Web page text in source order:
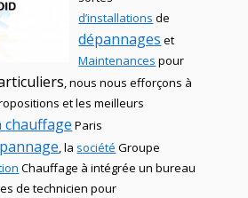
d’installations de
dépannages et
Maintenances pour
, nous nous efforçons à
et les meilleurs
chauffage Paris
, la société Groupe
Chauffage à intégrée un bureau
de technicienpour